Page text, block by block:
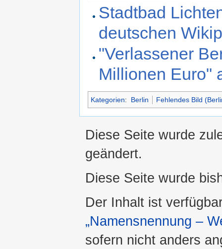
Stadtbad
deutschen
"Verlassener
Millionen Euro"
Kategorien: Berlin Fehlendes Bild
Diese Seite wurde
geändert.
Diese Seite wurde
Der Inhalt ist
„Namensnennung –
sofern nicht anders